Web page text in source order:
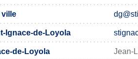
ville
Ignace-de-Loyola
de-Loyola Jean-